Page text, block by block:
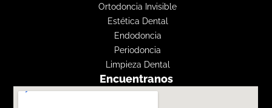
Ortodoncia Invisible
Estética Dental
Endodoncia
Periodoncia
Limpieza Dental
Encuentranos